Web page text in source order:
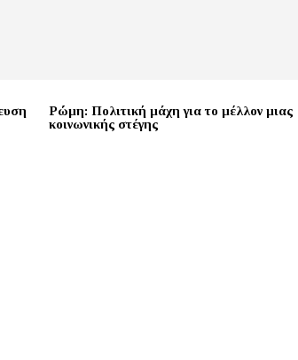
Ρώμη: Πολιτική μάχη για το μέλλον μιας
κοινωνικής στέγης